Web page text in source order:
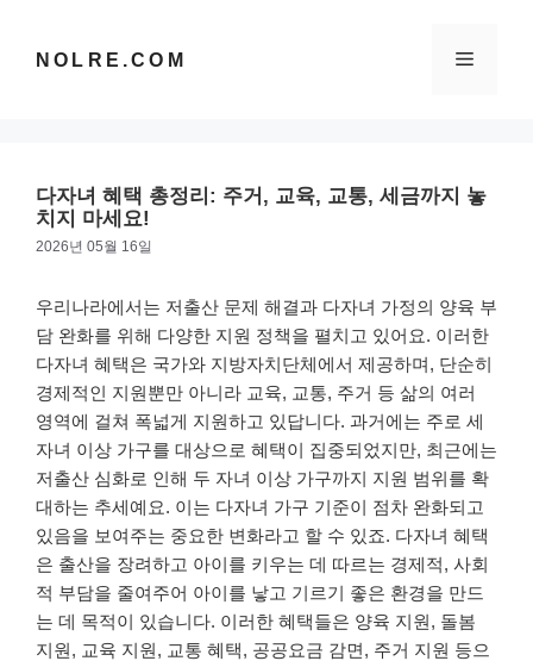
NOLRE.COM 메
다자녀 혜택 총정리: 주거, 교육, 교통, 세금까지 놓
치지 마세요!
2026년 05월 16일
우리나라에서는 저출산 문제 해결과 다자녀 가정의 양육 부
담 완화를 위해 다양한 지원 정책을 펼치고 있어요. 이러한
다자녀 혜택은 국가와 지방자치단체에서 제공하며, 단순히
경제적인 지원뿐만 아니라 교육, 교통, 주거 등 삶의 여러
영역에 걸쳐 폭넓게 지원하고 있답니다. 과거에는 주로 세
자녀 이상 가구를 대상으로 혜택이 집중되었지만, 최근에는
저출산 심화로 인해 두 자녀 이상 가구까지 지원 범위를 확
대하는 추세예요. 이는 다자녀 가구 기준이 점차 완화되고
있음을 보여주는 중요한 변화라고 할 수 있죠. 다자녀 혜택
은 출산을 장려하고 아이를 키우는 데 따르는 경제적, 사회
적 부담을 줄여주어 아이를 낳고 기르기 좋은 환경을 만드
는 데 목적이 있습니다. 이러한 혜택들은 양육 지원, 돌봄
지원, 교육 지원, 교통 혜택, 공공요금 감면, 주거 지원 등으